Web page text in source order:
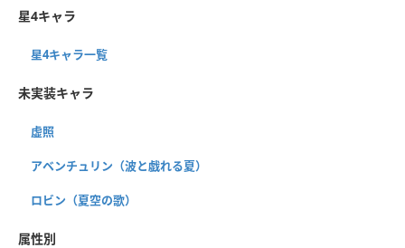
星4キャラ
星4キャラ一覧
未実装キャラ
虚照
アベンチュリン（波と戯れる夏）
ロビン（夏空の歌）
属性別